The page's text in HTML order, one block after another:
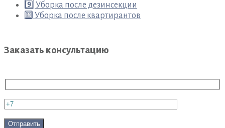
9️⃣ Уборка после дезинсекции
🔟 Уборка после квартирантов
Заказать консультацию